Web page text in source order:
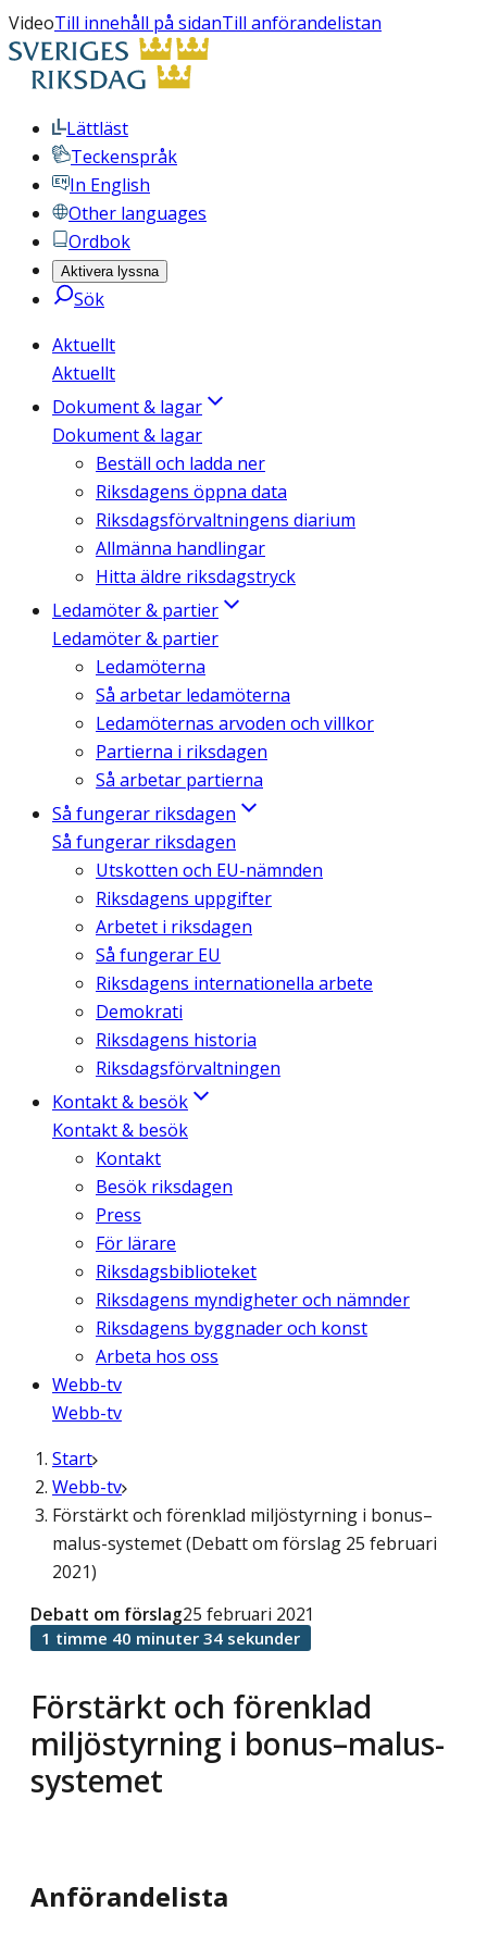
VideoTill innehåll på sidanTill anförandelistan
Lättläst
Teckenspråk
In English
Other languages
Ordbok
Aktivera lyssna
Sök
Aktuellt
Aktuellt
Dokument & lagar
Dokument & lagar
Beställ och ladda ner
Riksdagens öppna data
Riksdagsförvaltningens diarium
Allmänna handlingar
Hitta äldre riksdagstryck
Ledamöter & partier
Ledamöter & partier
Ledamöterna
Så arbetar ledamöterna
Ledamöternas arvoden och villkor
Partierna i riksdagen
Så arbetar partierna
Så fungerar riksdagen
Så fungerar riksdagen
Utskotten och EU-nämnden
Riksdagens uppgifter
Arbetet i riksdagen
Så fungerar EU
Riksdagens internationella arbete
Demokrati
Riksdagens historia
Riksdagsförvaltningen
Kontakt & besök
Kontakt & besök
Kontakt
Besök riksdagen
Press
För lärare
Riksdagsbiblioteket
Riksdagens myndigheter och nämnder
Riksdagens byggnader och konst
Arbeta hos oss
Webb-tv
Webb-tv
Start
Webb-tv
Förstärkt och förenklad miljöstyrning i bonus–
malus-systemet (Debatt om förslag 25 februari
2021)
Förstärkt och förenklad
miljöstyrning i bonus–malus-
systemet
Debatt om förslag25 februari 2021
1 timme 40 minuter 34 sekunder
Anförandelista